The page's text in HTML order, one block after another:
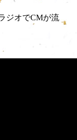
ジオでCMが流